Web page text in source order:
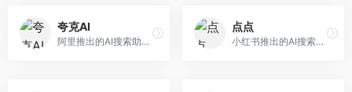
夸克AI
阿里推出的AI搜索助手，整合搜索与AI功能。面向年轻用户，提供智能搜索、文档处理、学习辅助等服务，与夸克生态深度整合。
点点
小红书推出的AI搜索应用，专注于生活方式内容搜索。面向小红书用户，提供生活攻略、消费决策、内容推荐等服务，生活方式内容丰富。